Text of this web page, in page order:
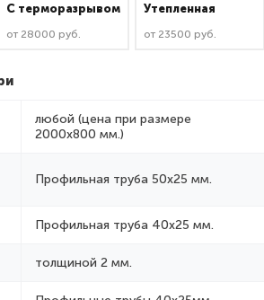
C терморазрывом
от 28000 руб.
Утепленная
от 23500 руб.
любой (цена при размере
2000x800 мм.)
Профильная труба 50х25 мм.
Профильная труба 40х25 мм.
толщиной 2 мм.